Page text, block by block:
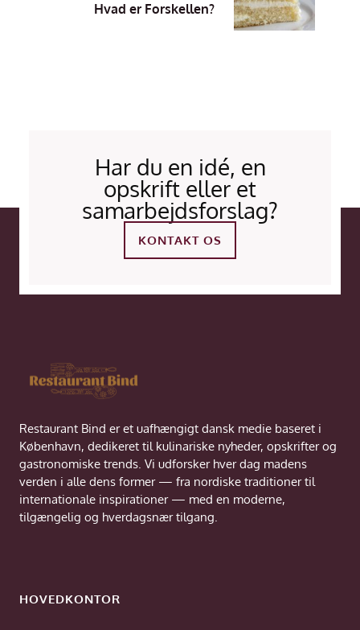
Hvad er Forskellen?
Har du en idé, en
opskrift eller et
samarbejdsforslag?
KONTAKT OS
Restaurant Bind er et uafhængigt dansk medie baseret i
København, dedikeret til kulinariske nyheder, opskrifter og
gastronomiske trends. Vi udforsker hver dag madens
verden i alle dens former — fra nordiske traditioner til
internationale inspirationer — med en moderne,
tilgængelig og hverdagsnær tilgang.
HOVEDKONTOR